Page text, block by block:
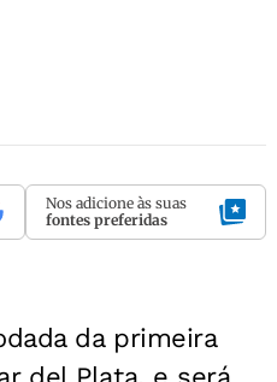
Nos adicione às suas
fontes preferidas
da primeira